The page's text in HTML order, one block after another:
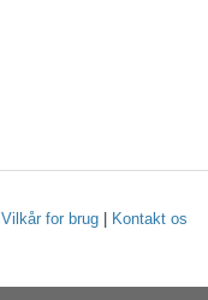
Vilkår for brug| Kontakt os